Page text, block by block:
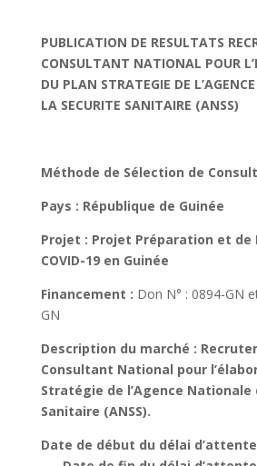
PUBLICATION DE RESULTATS
CONSULTANT NATIONAL POUR
DU PLAN STRATEGIE DE
LA SECURITE SANITAIRE (ANSS)
Méthode de Sélection de
Pays : République de Guinée
Projet : Projet Préparation et de
COVID-19 en Guinée
Financement : Don N° : 0894-GN
GN
Description du marché :
Consultant National pour
Stratégie de l’Agence Nationale
Sanitaire (ANSS).
Date de début du délai